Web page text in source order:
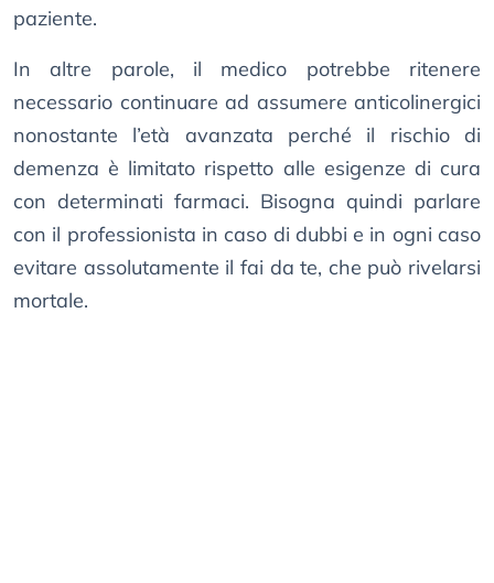
paziente.
In altre parole, il medico potrebbe ritenere
necessario continuare ad assumere anticolinergici
nonostante l’età avanzata perché il rischio di
demenza è limitato rispetto alle esigenze di cura
con determinati farmaci. Bisogna quindi parlare
con il professionista in caso di dubbi e in ogni caso
evitare assolutamente il fai da te, che può rivelarsi
mortale.